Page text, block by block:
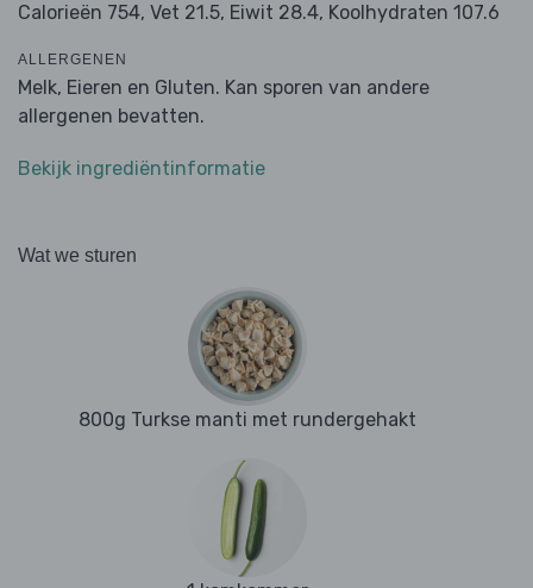
Calorieën 754, Vet 21.5, Eiwit 28.4, Koolhydraten 107.6
ALLERGENEN
Melk, Eieren en Gluten. Kan sporen van andere
allergenen bevatten.
Bekijk ingrediëntinformatie
Wat we sturen
800g Turkse manti met rundergehakt